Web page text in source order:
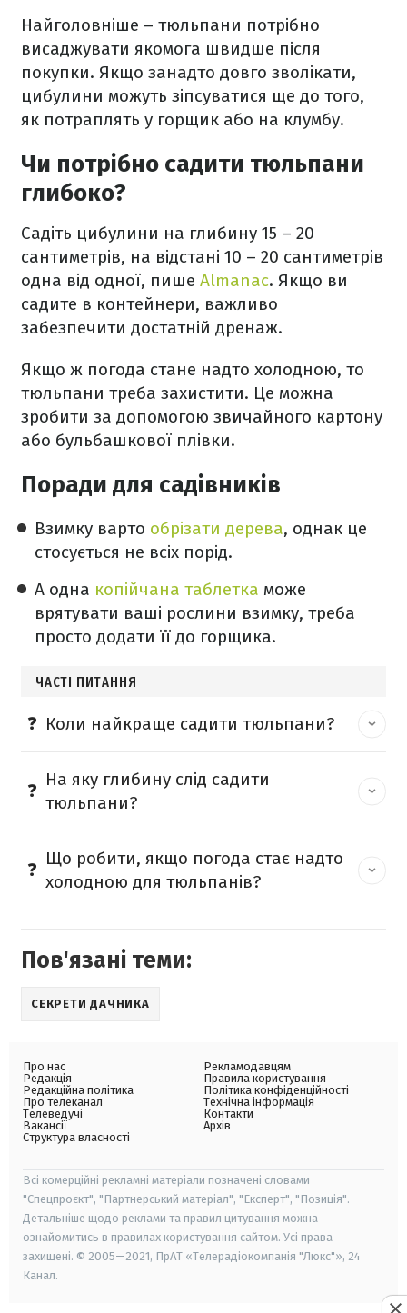
Найголовніше – тюльпани потрібно
висаджувати якомога швидше після
покупки. Якщо занадто довго зволікати,
цибулини можуть зіпсуватися ще до того,
як потраплять у горщик або на клумбу.
Чи потрібно садити тюльпани
глибоко?
Садіть цибулини на глибину 15 – 20
сантиметрів, на відстані 10 – 20 сантиметрів
одна від одної, пише Аlmanac. Якщо ви
садите в контейнери, важливо
забезпечити достатній дренаж.
Якщо ж погода стане надто холодною, то
тюльпани треба захистити. Це можна
зробити за допомогою звичайного картону
або бульбашкової плівки.
Поради для садівників
Взимку варто обрізати дерева, однак це
стосується не всіх порід.
А одна копійчана таблетка може
врятувати ваші рослини взимку, треба
просто додати її до горщика.
ЧАСТІ ПИТАННЯ
Коли найкраще садити тюльпани?
На яку глибину слід садити
тюльпани?
Що робити, якщо погода стає надто
холодною для тюльпанів?
Пов'язані теми:
СЕКРЕТИ ДАЧНИКА
Про нас
Редакція
Редакційна політика
Про телеканал
Телеведучі
Вакансії
Структура власності
Рекламодавцям
Правила користування
Політика конфіденційності
Технічна інформація
Контакти
Архів
Всі комерційні рекламні матеріали позначені словами
"Спецпроєкт", "Партнерський матеріал", "Експерт", "Позиція".
Детальніше щодо реклами та правил цитування можна
ознайомитись в правилах користування сайтом. Усі права
захищені. © 2005—2021, ПрАТ «Телерадіокомпанія "Люкс"», 24
Канал.